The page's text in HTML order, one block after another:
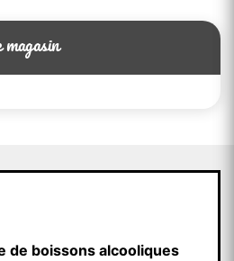
magasin
de boissons alcooliques